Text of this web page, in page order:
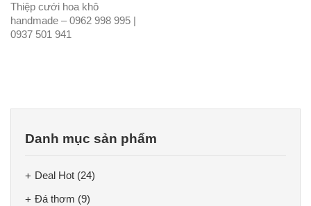
Thiệp cưới hoa khô
handmade – 0962 998 995 |
0937 501 941
Danh mục sản phẩm
Deal Hot (24)
Đá thơm (9)